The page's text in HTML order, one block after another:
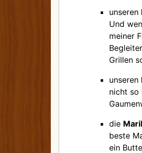
unseren
Und
meiner
Grillen
unseren
nicht so
die
beste
ein